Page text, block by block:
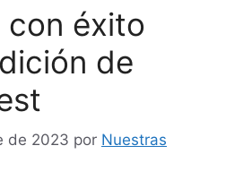
con éxito
de
de 2023 por Nuestras